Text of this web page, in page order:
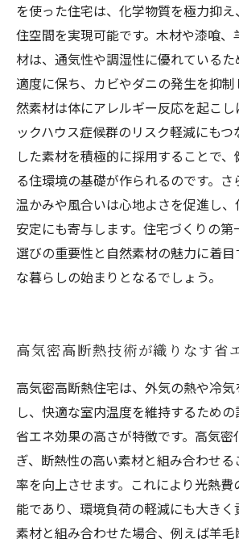
を使った住宅は、化学物質を極力抑
住空間を実現可能です。木材や漆喰、
材は、通気性や調湿性に優れている
適度に保ち、カビやダニの発生を抑制
然素材は体にアレルギー反応を起こ
ックハウス症候群のリスク軽減にもつ
した素材を積極的に採用することで
る住環境の基礎が作られるのです。
温かみや風合いは心地よさを促進し
安定にも寄与します。住宅づくりの
選びの重要性と自然素材の魅力に着
な暮らしの始まりとなるでしょう。
高気密高断熱技術が織りなす省
高気密高断熱住宅は、外気の熱や冷
し、快適な室内温度を維持するための
省エネ効果の高さが特徴です。高気
ぎ、断熱性の高い素材と組み合わせ
率を向上させます。これにより光熱
能であり、環境負荷の軽減にも大きく
素材と組み合わせた場合、例えば羊